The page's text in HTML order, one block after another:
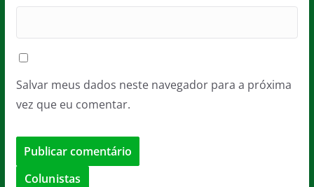
Salvar meus dados neste navegador para a próxima
vez que eu comentar.
Colunistas